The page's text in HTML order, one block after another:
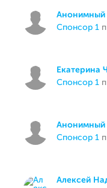
Анонимный
спонсор 1
Екатерина
спонсор 1
Анонимный
спонсор 1
Алексей